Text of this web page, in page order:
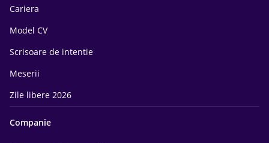
Cariera
Model CV
Scrisoare de intentie
Meserii
Zile libere 2026
Companie